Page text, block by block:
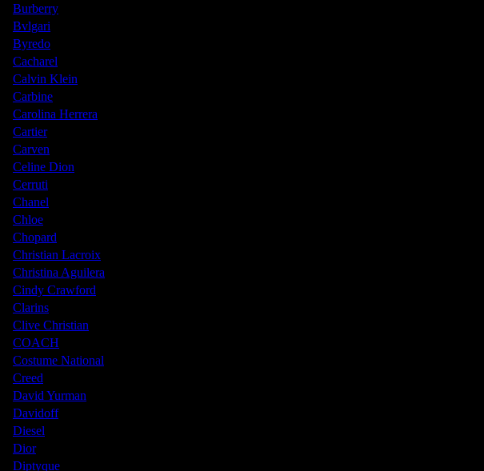
Burberry
Bvlgari
Byredo
Cacharel
Calvin Klein
Carbine
Carolina Herrera
Cartier
Carven
Celine Dion
Cerruti
Chanel
Chloe
Chopard
Christian Lacroix
Christina Aguilera
Cindy Crawford
Clarins
Clive Christian
COACH
Costume National
Creed
David Yurman
Davidoff
Diesel
Dior
Diptyque